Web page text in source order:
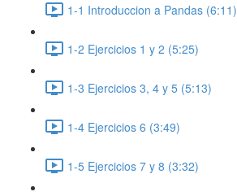
1-1 Introduccion a Pandas (6:11)
1-2 Ejercicios 1 y 2 (5:25)
1-3 Ejercicios 3, 4 y 5 (5:13)
1-4 Ejercicios 6 (3:49)
1-5 Ejercicios 7 y 8 (3:32)